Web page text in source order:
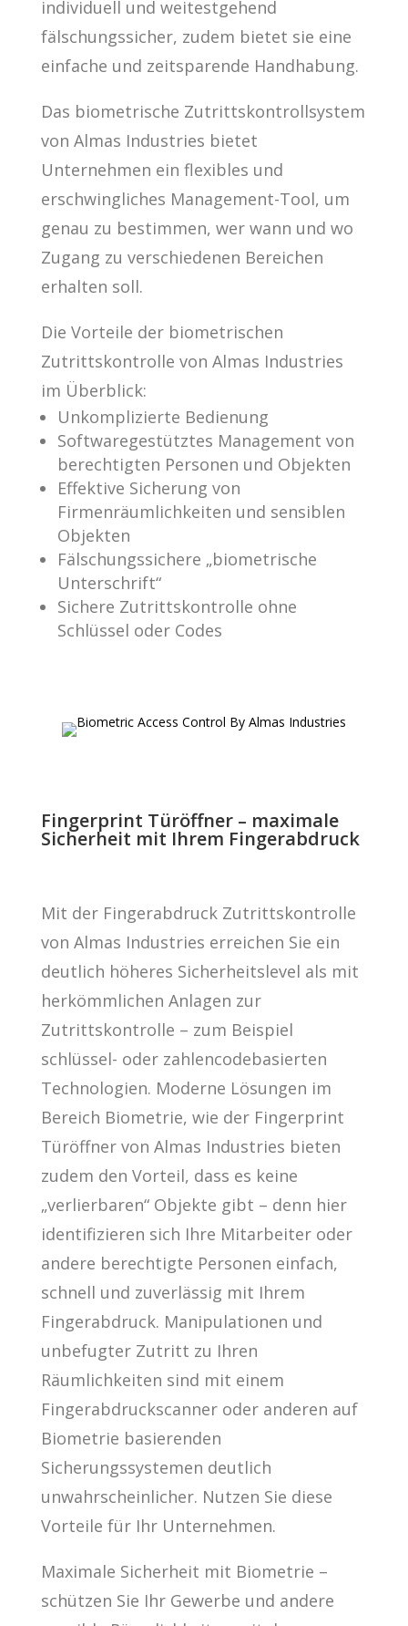
individuell und weitestgehend
fälschungssicher, zudem bietet sie eine
einfache und zeitsparende Handhabung.
Das biometrische Zutrittskontrollsystem
von Almas Industries bietet
Unternehmen ein flexibles und
erschwingliches Management-Tool, um
genau zu bestimmen, wer wann und wo
Zugang zu verschiedenen Bereichen
erhalten soll.
Die Vorteile der biometrischen
Zutrittskontrolle von Almas Industries
im Überblick:
Unkomplizierte Bedienung
Softwaregestütztes Management von
berechtigten Personen und Objekten
Effektive Sicherung von
Firmenräumlichkeiten und sensiblen
Objekten
Fälschungssichere „biometrische
Unterschrift“
Sichere Zutrittskontrolle ohne
Schlüssel oder Codes
Fingerprint Türöffner – maximale
Sicherheit mit Ihrem Fingerabdruck
Mit der Fingerabdruck Zutrittskontrolle
von Almas Industries erreichen Sie ein
deutlich höheres Sicherheitslevel als mit
herkömmlichen Anlagen zur
Zutrittskontrolle – zum Beispiel
schlüssel- oder zahlencodebasierten
Technologien. Moderne Lösungen im
Bereich Biometrie, wie der Fingerprint
Türöffner von Almas Industries bieten
zudem den Vorteil, dass es keine
„verlierbaren“ Objekte gibt – denn hier
identifizieren sich Ihre Mitarbeiter oder
andere berechtigte Personen einfach,
schnell und zuverlässig mit Ihrem
Fingerabdruck. Manipulationen und
unbefugter Zutritt zu Ihren
Räumlichkeiten sind mit einem
Fingerabdruckscanner oder anderen auf
Biometrie basierenden
Sicherungssystemen deutlich
unwahrscheinlicher. Nutzen Sie diese
Vorteile für Ihr Unternehmen.
Maximale Sicherheit mit Biometrie –
schützen Sie Ihr Gewerbe und andere